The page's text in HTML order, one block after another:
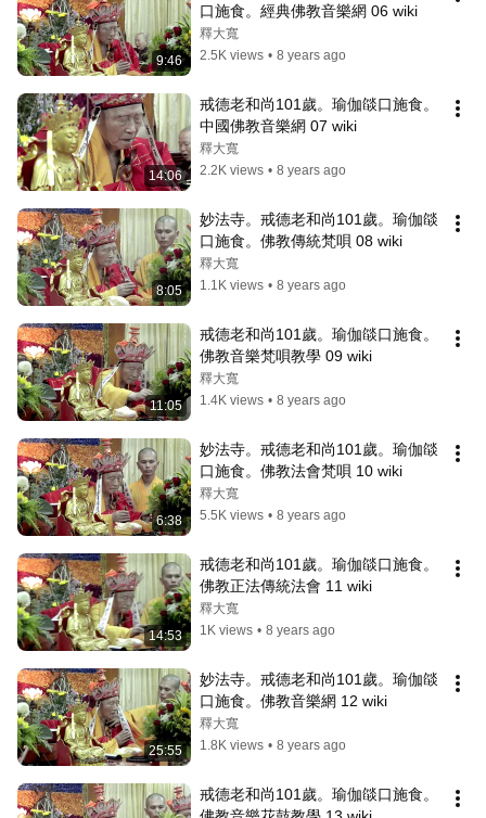
9:46
口施食。經典佛教音樂網 06 wiki
釋大寬
2.5K views • 8 years ago
14:06
戒德老和尚101歲。瑜伽燄口施食。
中國佛教音樂網 07 wiki
釋大寬
2.2K views • 8 years ago
8:05
妙法寺。戒德老和尚101歲。瑜伽燄
口施食。佛教傳統梵唄 08 wiki
釋大寬
1.1K views • 8 years ago
11:05
戒德老和尚101歲。瑜伽燄口施食。
佛教音樂梵唄教學 09 wiki
釋大寬
1.4K views • 8 years ago
6:38
妙法寺。戒德老和尚101歲。瑜伽燄
口施食。佛教法會梵唄 10 wiki
釋大寬
5.5K views • 8 years ago
14:53
戒德老和尚101歲。瑜伽燄口施食。
佛教正法傳統法會 11 wiki
釋大寬
1K views • 8 years ago
25:55
妙法寺。戒德老和尚101歲。瑜伽燄
口施食。佛教音樂網 12 wiki
釋大寬
1.8K views • 8 years ago
戒德老和尚101歲。瑜伽燄口施食。